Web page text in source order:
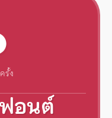
รั้ง
อนต์